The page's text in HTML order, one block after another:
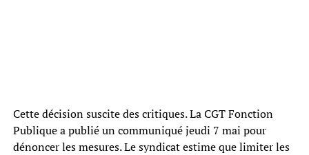
Cette décision suscite des critiques. La CGT Fonction
Publique a publié un communiqué jeudi 7 mai pour
dénoncer les mesures. Le syndicat estime que limiter les